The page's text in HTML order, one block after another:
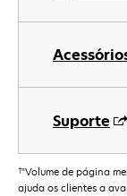
Suporte
†"Volume de página
ajuda os clientes a